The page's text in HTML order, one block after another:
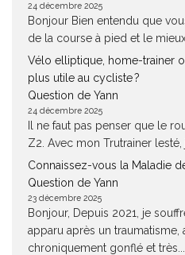
24 décembre 2025
Bonjour Bien entendu que
de la course à pied et le
Vélo elliptique, home-trainer
plus utile au cycliste ?
Question de Yann
24 décembre 2025
Il ne faut pas penser que le
Z2. Avec mon Trutrainer lesté,
Connaissez-vous la Maladie
Question de Yann
23 décembre 2025
Bonjour, Depuis 2021, je
apparu après un
chroniquement gonflé et très...